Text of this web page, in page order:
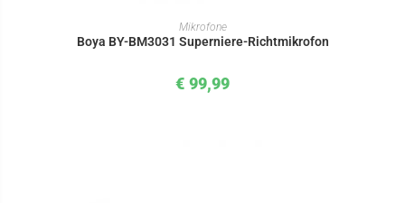
IN DEN WARENKORB
Mikrofone
Boya BY-BM3031 Superniere-Richtmikrofon
€ 99,99